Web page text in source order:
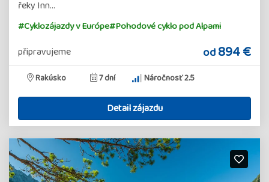
řeky Inn…
#Cyklozájazdy v Európe#Pohodové cyklo pod Alpami
připravujeme od894 €
Rakúsko 7 dní Náročnosť 2.5
Detail zájazdu